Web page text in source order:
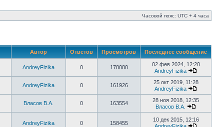
Часовой пояс: UTC + 4 часа
Автор Ответов Просмотров Последнее сообщение
AndreyFizika 0 178080
02 фев 2024, 12:20
AndreyFizika
AndreyFizika 0 161926
25 окт 2019, 11:28
AndreyFizika
Власов В.А. 0 163554
28 ноя 2018, 12:35
Власов В.А.
AndreyFizika 0 158455
10 дек 2015, 12:16